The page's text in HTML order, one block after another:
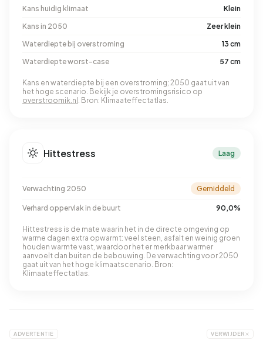
Kans huidig klimaat
Klein
Kans in 2050
Zeer klein
Waterdiepte bij overstroming
13 cm
Waterdiepte worst-case
57 cm
Kans en waterdiepte bij een overstroming; 2050 gaat uit van
het hoge scenario. Bekijk je overstromingsrisico op
overstroomik.nl . Bron: Klimaateffectatlas.
Hittestress Laag
Verwachting 2050 Gemiddeld
Verhard oppervlak in de buurt 90,0%
Hittestress is de mate waarin het in de directe omgeving op
warme dagen extra opwarmt: veel steen, asfalt en weinig groen
houden warmte vast, waardoor het er merkbaar warmer
aanvoelt dan buiten de bebouwing. De verwachting voor 2050
gaat uit van het hoge klimaatscenario. Bron:
Klimaateffectatlas.
ADVERTENTIE VERWIJDER